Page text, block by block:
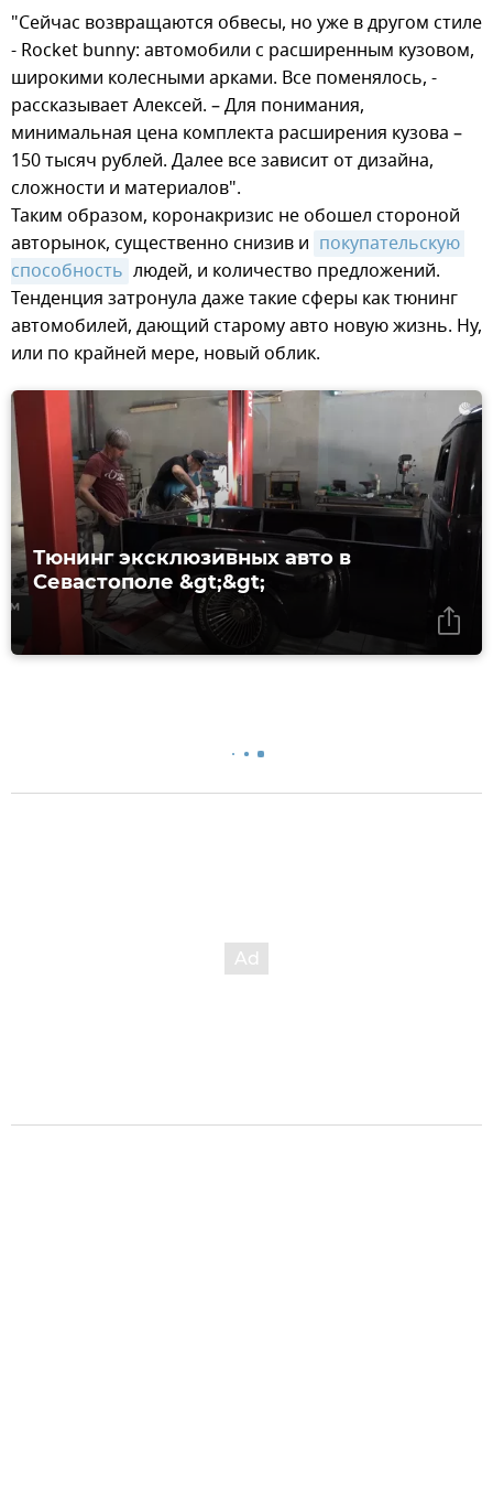
"Сейчас возвращаются обвесы, но уже в другом стиле
- Rocket bunny: автомобили с расширенным кузовом,
широкими колесными арками. Все поменялось, -
рассказывает Алексей. – Для понимания,
минимальная цена комплекта расширения кузова –
150 тысяч рублей. Далее все зависит от дизайна,
сложности и материалов".
Таким образом, коронакризис не обошел стороной
авторынок, существенно снизив и покупательскую
способность людей, и количество предложений.
Тенденция затронула даже такие сферы как тюнинг
автомобилей, дающий старому авто новую жизнь. Ну,
или по крайней мере, новый облик.
Тюнинг эксклюзивных авто в
Севастополе &gt;&gt;